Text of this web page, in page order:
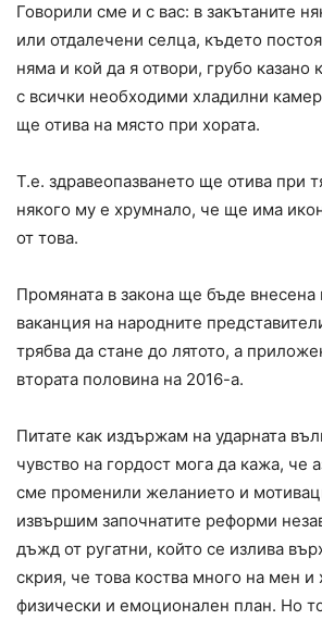
Говорили сме и с вас: в закътаните
или отдалечени селца, където
няма и кой да я отвори, грубо казано
с всички необходими хладилни
ще отива на място при хората.
Т.е. здравеопазването ще отива при
някого му е хрумнало, че ще има
от това.
Промяната в закона ще бъде внесена
ваканция на народните
трябва да стане до лятото, а
втората половина на 2016-а.
Питате как издържам на ударната
чувство на гордост мога да кажа, че
сме променили желанието и
извършим започнатите реформи
дъжд от ругатни, който се излива
скрия, че това коства много на мен и
физически и емоционален план. Но